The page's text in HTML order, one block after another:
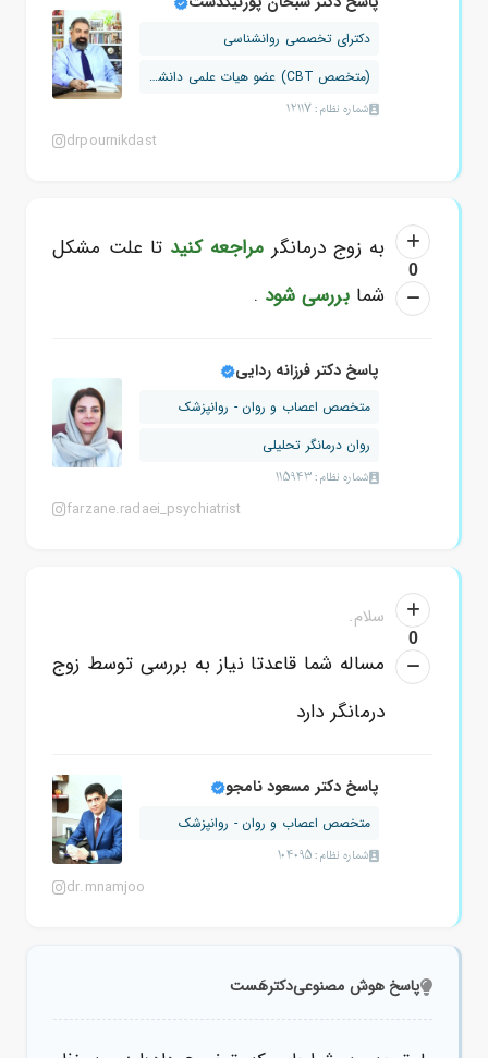
دکترای تخصصی روانشناسی
(متخصص CBT) عضو هیات علمی دانشگاه
شماره نظام: 12117
drpournikdast
0
به زوج درمانگر مراجعه کنید تا علت مشکل
شمابررسی شود .
پاسخ دکتر فرزانه ردایی
متخصص اعصاب و روان - روانپزشک
روان درمانگر تحلیلی
شماره نظام: 115943
farzane.radaei_psychiatrist
0
سلام.
مساله شما قاعدتا نیاز به بررسی توسط زوج
درمانگر دارد
پاسخ دکتر مسعود نامجو
متخصص اعصاب و روان - روانپزشک
شماره نظام: 104095
dr.mnamjoo
پاسخ هوش مصنوعیدکترهَست